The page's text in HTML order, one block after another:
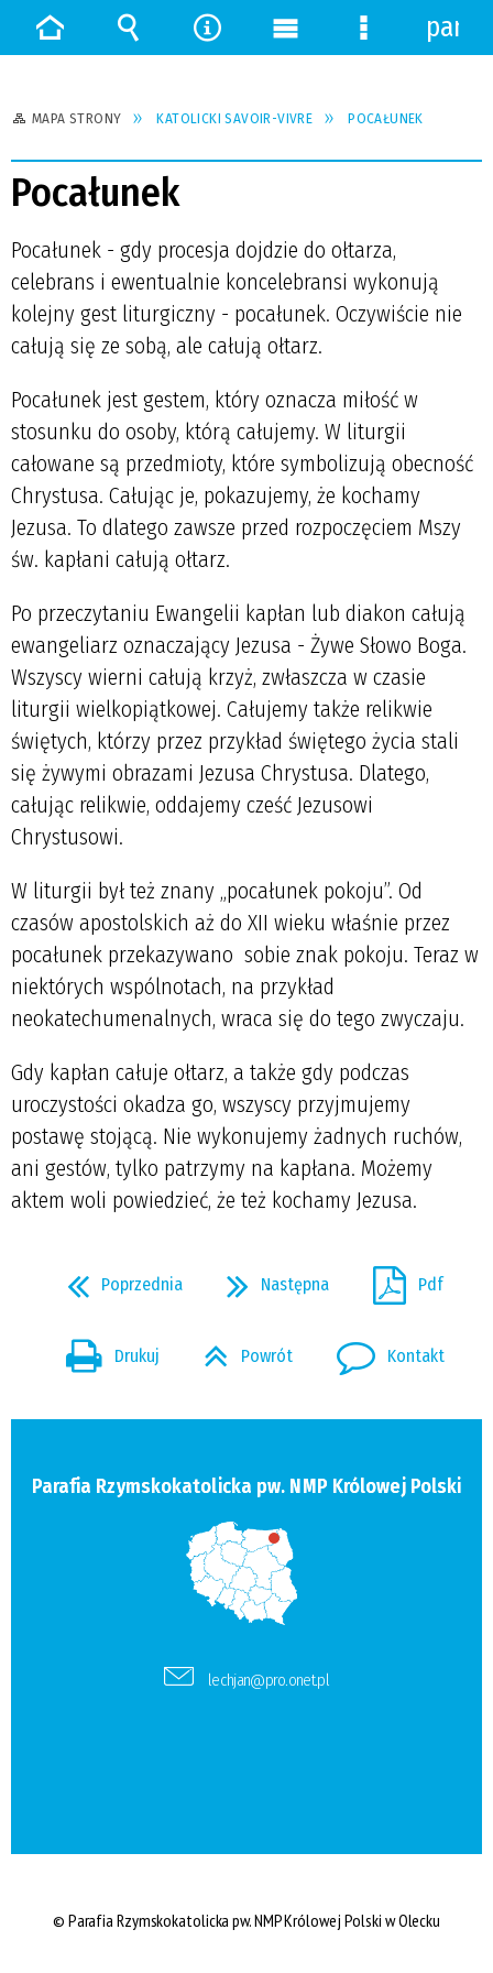
MAPA STRONY KATOLICKI SAVOIR-VIVRE POCAŁUNEK
Pocałunek
Pocałunek - gdy procesja dojdzie do ołtarza,
celebrans i ewentualnie koncelebransi wykonują
kolejny gest liturgiczny - pocałunek. Oczywiście nie
całują się ze sobą, ale całują ołtarz.
Pocałunek jest gestem, który oznacza miłość w
stosunku do osoby, którą całujemy. W liturgii
całowane są przedmioty, które symbolizują obecność
Chrystusa. Całując je, pokazujemy, że kochamy
Jezusa. To dlatego zawsze przed rozpoczęciem Mszy
św. kapłani całują ołtarz.
Po przeczytaniu Ewangelii kapłan lub diakon całują
ewangeliarz oznaczający Jezusa - Żywe Słowo Boga.
Wszyscy wierni całują krzyż, zwłaszcza w czasie
liturgii wielkopiątkowej. Całujemy także relikwie
świętych, którzy przez przykład świętego życia stali
się żywymi obrazami Jezusa Chrystusa. Dlatego,
całując relikwie, oddajemy cześć Jezusowi
Chrystusowi.
W liturgii był też znany „pocałunek pokoju”. Od
czasów apostolskich aż do XII wieku właśnie przez
pocałunek przekazywano sobie znak pokoju. Teraz w
niektórych wspólnotach, na przykład
neokatechumenalnych, wraca się do tego zwyczaju.
Gdy kapłan całuje ołtarz, a także gdy podczas
uroczystości okadza go, wszyscy przyjmujemy
postawę stojącą. Nie wykonujemy żadnych ruchów,
ani gestów, tylko patrzymy na kapłana. Możemy
aktem woli powiedzieć, że też kochamy Jezusa.
Poprzednia Następna Pdf
Drukuj Powrót Kontakt
Parafia Rzymskokatolicka pw. NMP Królowej Polski
lechjan@pro.onet.pl
© Parafia Rzymskokatolicka pw. NMP Królowej Polski w Olecku
StronaWyszukiwarka
NarzędziaMenu Menu
panel